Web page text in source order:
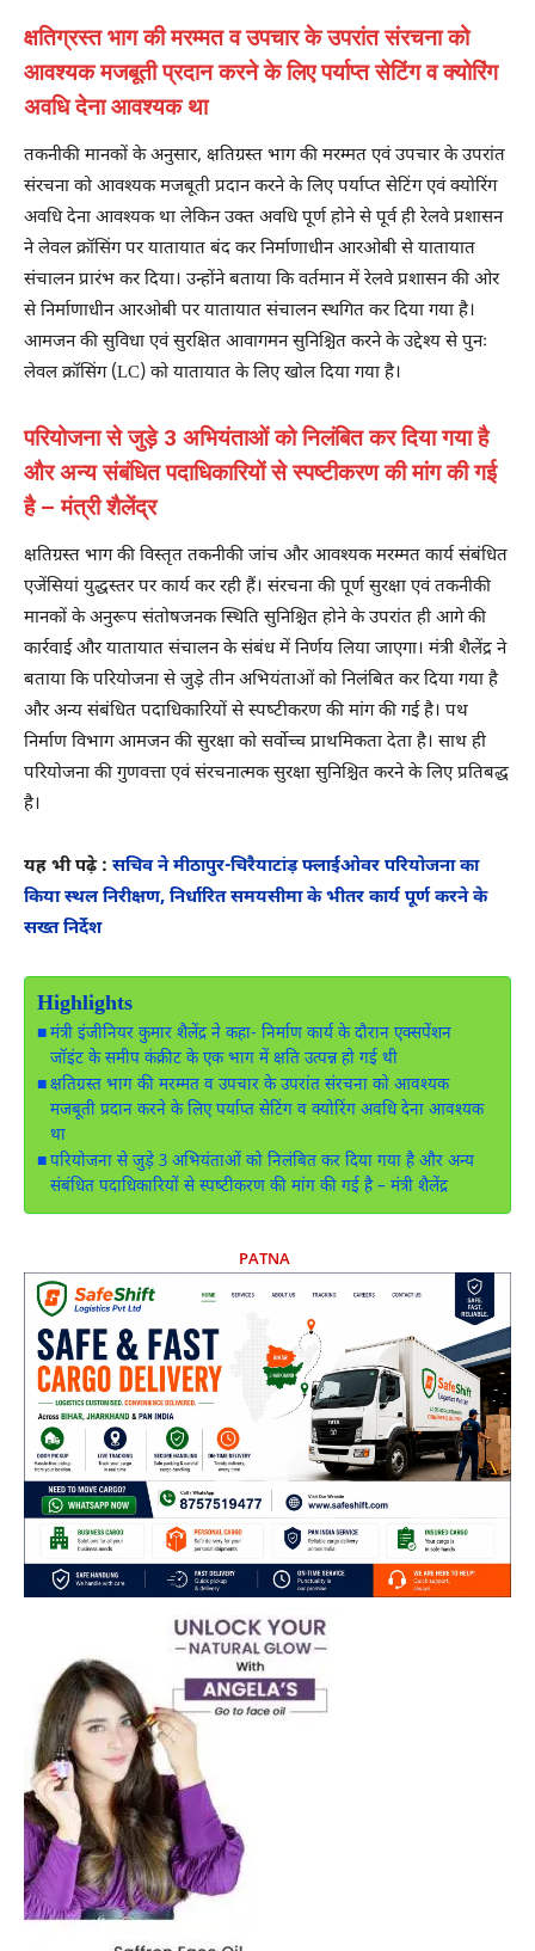
क्षतिग्रस्त भाग की मरम्मत व उपचार के उपरांत संरचना को
आवश्यक मजबूती प्रदान करने के लिए पर्याप्त सेटिंग व क्योरिंग
अवधि देना आवश्यक था
तकनीकी मानकों के अनुसार, क्षतिग्रस्त भाग की मरम्मत एवं उपचार के उपरांत
संरचना को आवश्यक मजबूती प्रदान करने के लिए पर्याप्त सेटिंग एवं क्योरिंग
अवधि देना आवश्यक था लेकिन उक्त अवधि पूर्ण होने से पूर्व ही रेलवे प्रशासन
ने लेवल क्रॉसिंग पर यातायात बंद कर निर्माणाधीन आरओबी से यातायात
संचालन प्रारंभ कर दिया। उन्होंने बताया कि वर्तमान में रेलवे प्रशासन की ओर
से निर्माणाधीन आरओबी पर यातायात संचालन स्थगित कर दिया गया है।
आमजन की सुविधा एवं सुरक्षित आवागमन सुनिश्चित करने के उद्देश्य से पुनः
लेवल क्रॉसिंग (LC) को यातायात के लिए खोल दिया गया है।
परियोजना से जुड़े 3 अभियंताओं को निलंबित कर दिया गया है
और अन्‍य संबंधित पदाधिकारियों से स्‍पष्‍टीकरण की मांग की गई
है – मंत्री शैलेंद्र
क्षतिग्रस्त भाग की विस्तृत तकनीकी जांच और आवश्यक मरम्मत कार्य संबंधित
एजेंसियां युद्धस्तर पर कार्य कर रही हैं। संरचना की पूर्ण सुरक्षा एवं तकनीकी
मानकों के अनुरूप संतोषजनक स्थिति सुनिश्चित होने के उपरांत ही आगे की
कार्रवाई और यातायात संचालन के संबंध में निर्णय लिया जाएगा। मंत्री शैलेंद्र ने
बताया कि परियोजना से जुड़े तीन अभियंताओं को निलंबित कर दिया गया है
और अन्‍य संबंधित पदाधिकारियों से स्‍पष्‍टीकरण की मांग की गई है। पथ
निर्माण विभाग आमजन की सुरक्षा को सर्वोच्च प्राथमिकता देता है। साथ ही
परियोजना की गुणवत्ता एवं संरचनात्मक सुरक्षा सुनिश्चित करने के लिए प्रतिबद्ध
है।
यह भी पढ़े : सचिव ने मीठापुर-चिरैयाटांड़ फ्लाईओवर परियोजना का
किया स्थल निरीक्षण, निर्धारित समयसीमा के भीतर कार्य पूर्ण करने के
सख्त निर्देश
Highlights
मंत्री इंजीनियर कुमार शैलेंद्र ने कहा- निर्माण कार्य के दौरान एक्सपेंशन
जॉइंट के समीप कंक्रीट के एक भाग में क्षति उत्पन्न हो गई थी
क्षतिग्रस्त भाग की मरम्मत व उपचार के उपरांत संरचना को आवश्यक
मजबूती प्रदान करने के लिए पर्याप्त सेटिंग व क्योरिंग अवधि देना आवश्यक
था
परियोजना से जुड़े 3 अभियंताओं को निलंबित कर दिया गया है और अन्‍य
संबंधित पदाधिकारियों से स्‍पष्‍टीकरण की मांग की गई है – मंत्री शैलेंद्र
PATNA